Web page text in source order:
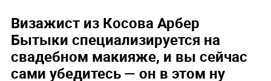
Визажист из Косова Арбер
Бытыки специализируется на
свадебном макияже, и вы сейчас
сами убедитесь — он в этом ну